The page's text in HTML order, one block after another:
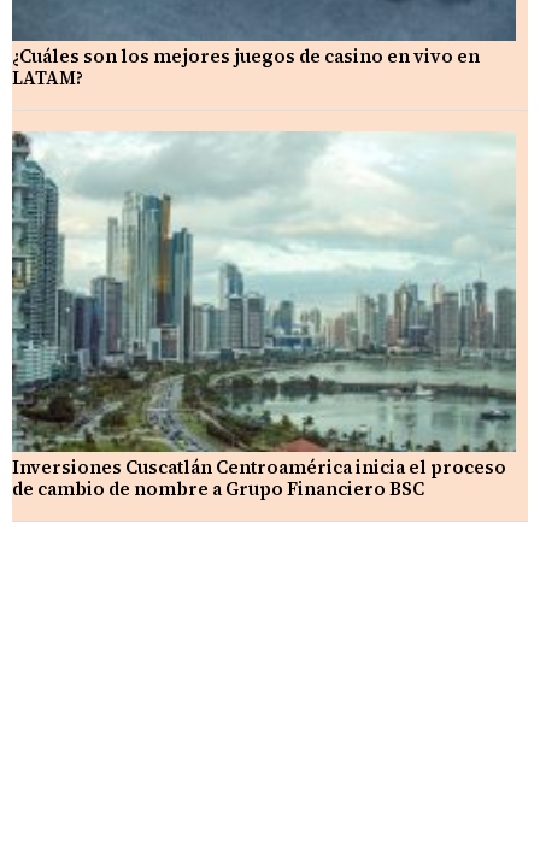
¿Cuáles son los mejores juegos de casino en vivo en
LATAM?
Inversiones Cuscatlán Centroamérica inicia el proceso
de cambio de nombre a Grupo Financiero BSC